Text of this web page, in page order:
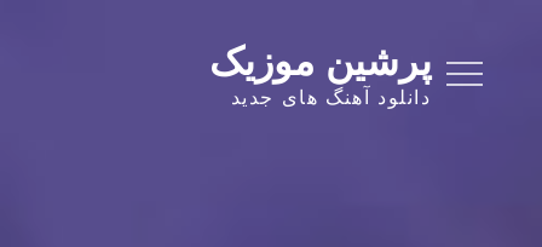
content
پرشین موزیک
دانلود آهنگ های جدید